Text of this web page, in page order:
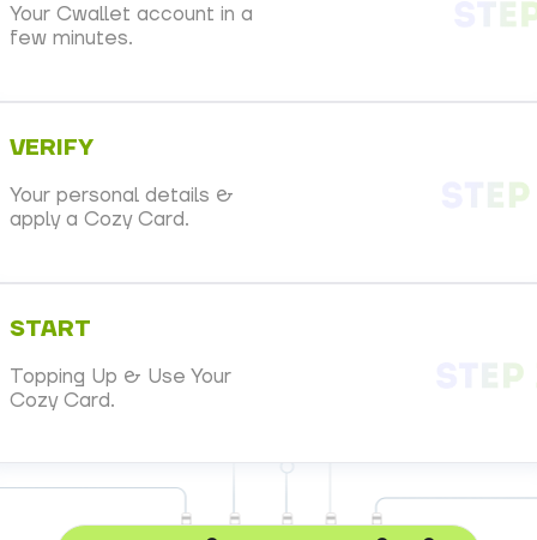
Your Cwallet account in a
few minutes.
VERIFY
Your personal details &
apply a Cozy Card.
START
Topping Up & Use Your
Cozy Card.